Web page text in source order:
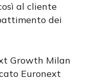
al cliente
dei
Growth Milan
Euronext